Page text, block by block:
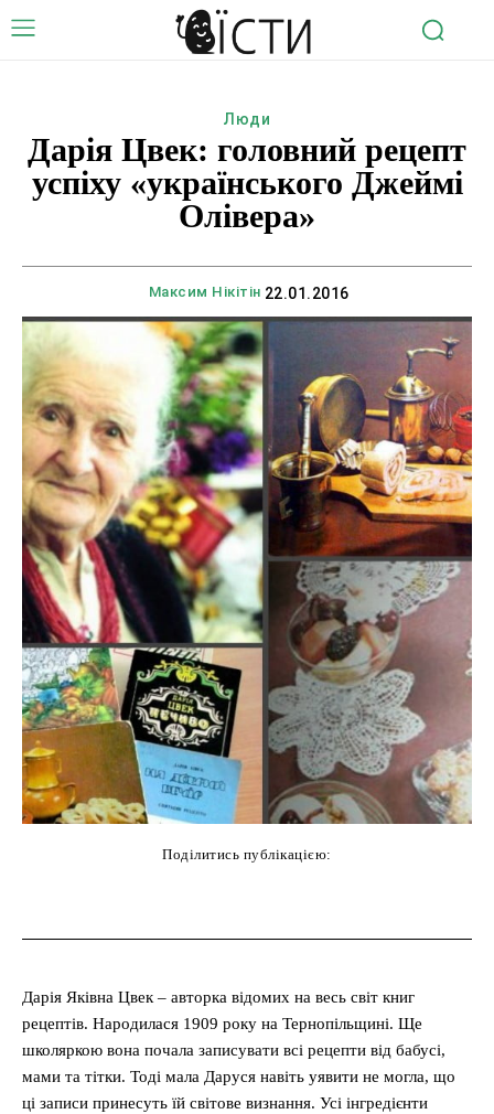
Люди
Дарія Цвек: головний рецепт
успіху «українського Джеймі
Олівера»
Максим Нікітін 22.01.2016
Поділитись публікацією:
Дарія Яківна Цвек – авторка відомих на весь світ книг
рецептів. Народилася 1909 року на Тернопільщині. Ще
школяркою вона почала записувати всі рецепти від бабусі,
мами та тітки. Тоді мала Даруся навіть уявити не могла, що
ці записи принесуть їй світове визнання. Усі інгредієнти